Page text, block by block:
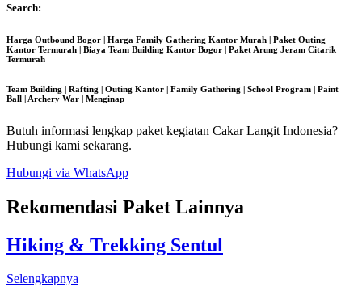
Search:
Harga Outbound Bogor | Harga Family Gathering Kantor Murah | Paket Outing
Kantor Termurah | Biaya Team Building Kantor Bogor | Paket Arung Jeram Citarik
Termurah
Team Building | Rafting | Outing Kantor | Family Gathering | School Program | Paint
Ball | Archery War | Menginap
Butuh informasi lengkap paket kegiatan Cakar Langit Indonesia?
Hubungi kami sekarang.
Hubungi via WhatsApp
Rekomendasi Paket Lainnya
Hiking & Trekking Sentul
Selengkapnya